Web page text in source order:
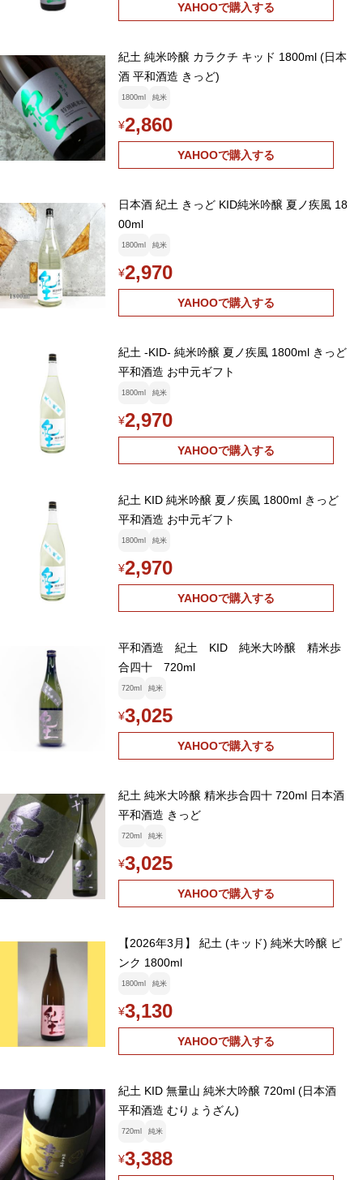
YAHOOで購入する
紀土 純米吟醸 カラクチ キッド 1800ml (日本
酒 平和酒造 きっど)
1800ml 純米
¥2,860
YAHOOで購入する
日本酒 紀土 きっど KID純米吟醸 夏ノ疾風 18
00ml
1800ml 純米
¥2,970
YAHOOで購入する
紀土 -KID- 純米吟醸 夏ノ疾風 1800ml きっど
平和酒造 お中元ギフト
1800ml 純米
¥2,970
YAHOOで購入する
紀土 KID 純米吟醸 夏ノ疾風 1800ml きっど
平和酒造 お中元ギフト
1800ml 純米
¥2,970
YAHOOで購入する
平和酒造 紀土 KID 純米大吟醸 精米歩
合四十 720ml
720ml 純米
¥3,025
YAHOOで購入する
紀土 純米大吟醸 精米歩合四十 720ml 日本酒
平和酒造 きっど
720ml 純米
¥3,025
YAHOOで購入する
【2026年3月】 紀土 (キッド) 純米大吟醸 ピ
ンク 1800ml
1800ml 純米
¥3,130
YAHOOで購入する
紀土 KID 無量山 純米大吟醸 720ml (日本酒
平和酒造 むりょうざん)
720ml 純米
¥3,388